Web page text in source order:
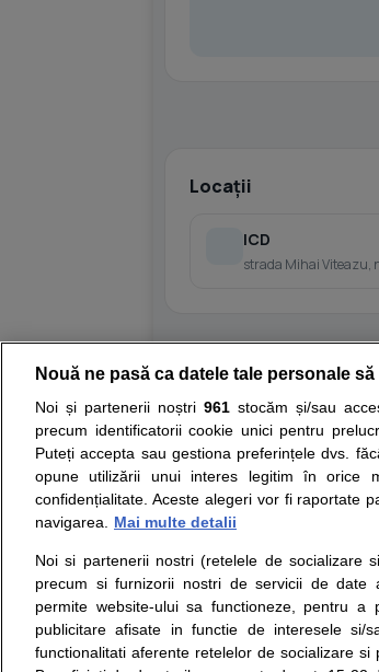
Locații
ICD
strada Mihai Viteazu,
Resurse: Autoevaluare
Opiniile avizate ale medicilor,
nici diagnosticul stabilit in urma
ii punem la dispozitie pentru
Despre noi
Contact
Intrebari frecvente
Consultanti
medicali
Nouă ne pasă ca datele tale personale
Noi și partenerii noștri 961stocăm și/sau
precum identificatorii cookie unici pentru
Puteți accepta sau gestiona preferințele dvs.
opune utilizării unui interes legitim în orice
confidențialitate. Aceste alegeri vor fi raportate
navigarea.
Mai multe detalii
Noi si partenerii nostri (retelele de socializare
precum si furnizorii nostri de servicii de date
permite website-ului sa functioneze, pentru a
publicitare afisate in functie de interesele
functionalitati aferente retelelor de socializare